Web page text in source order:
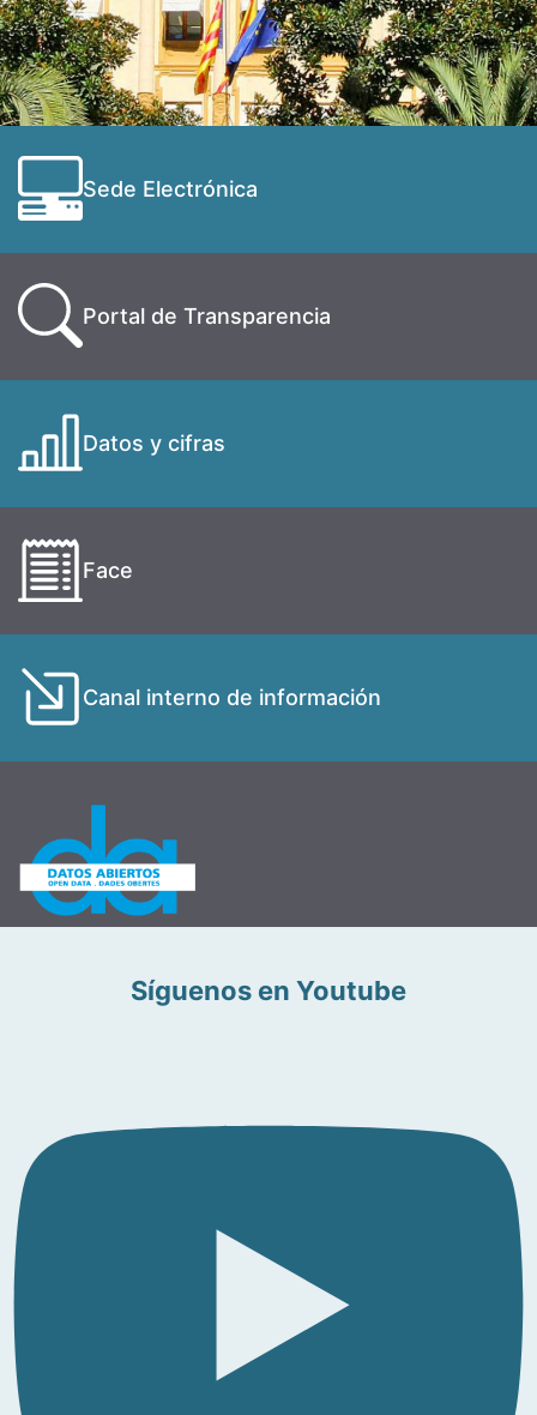
Sede Electrónica
Portal de Transparencia
Datos y cifras
Face
Canal interno de información
Síguenos en Youtube